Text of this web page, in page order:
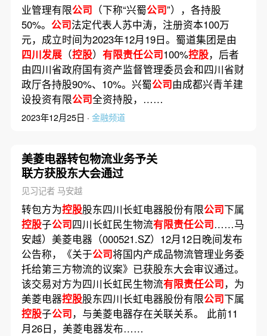
业管理有限公司 （下称“兴蜀公司”），各持股
50%。 公司法定代表人苏中涛，注册资本100万
元，成立时间为2023年12月19日。蜀道集团是由
四川发展（控股） 有限责任公司100%控股，后者
由四川省政府国有资产监督管理委员会和四川省财
政厅各持股90%、10%。兴蜀公司由成都兴青羊建
设投资有限公司全资持股，……
2023年12月25日 · 金融频道
美菱电器转包物流业务予关
联方获股东大会通过
见习记者 马安越
转包方为控股股东四川长虹电器股份有限公司下属
控股子公司四川长虹民生物流有限责任公司……马
安越）美菱电器（000521.SZ）12月12日晚间发布
公告称，《关于公司将国内产成品物流管理业务委
托给第三方物流的议案》已获股东大会审议通过。
该交易对方为四川长虹民生物流有限责任公司，为
美菱电器控股股东四川长虹电器股份有限公司下属
控股子公司，与美菱电器存在关联关系。 此前11
月26日，美菱电器发布……